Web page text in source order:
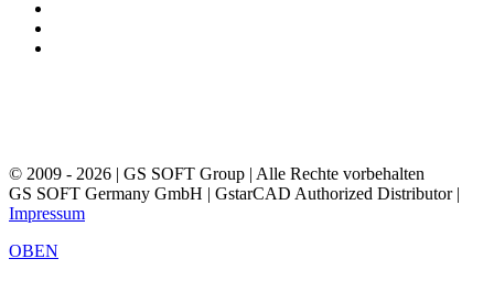
© 2009 - 2026 | GS SOFT Group | Alle Rechte vorbehalten
GS SOFT Germany GmbH | GstarCAD Authorized Distributor |
Impressum
OBEN